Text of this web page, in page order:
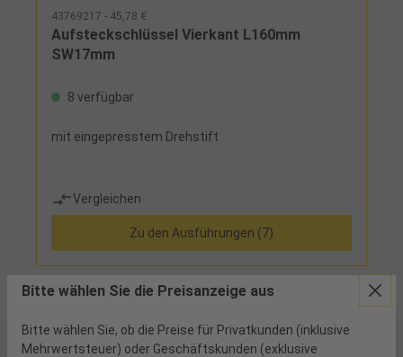
43769217 - 45,78 €
Aufsteckschlüssel Vierkant L160mm
SW17mm
8 verfügbar
mit eingepresstem Drehstift
Vergleichen
Zu den Ausführungen (7)
Bitte wählen Sie die Preisanzeige aus
Bitte wählen Sie, ob die Preise für Privatkunden (inklusive
Mehrwertsteuer) oder Geschäftskunden (exklusive